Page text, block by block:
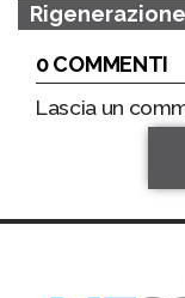
Rigenerazione
0 COMMENTI
Lascia un